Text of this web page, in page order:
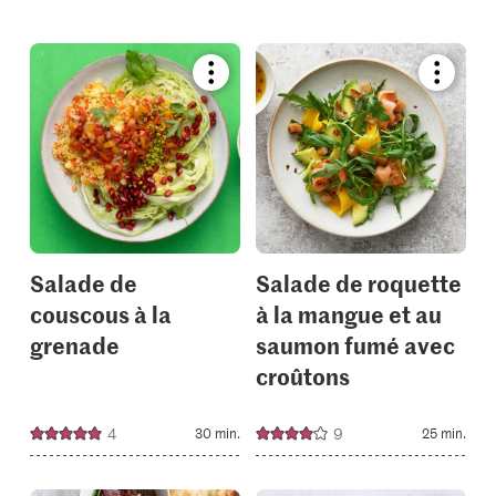
Bookmark
recipe
or
add
it
to
your
collections.
Salade de
couscous à la
grenade
4 30 min.
recipe
or
add
it
to
your
Salade de roquette
à la mangue et au
saumon fumé avec
croûtons
9 25 min.